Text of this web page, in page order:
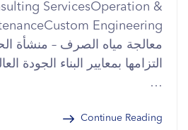
ServicesOperation &
معالجة مياه الصرف – منشأة
التزامها بمعايير البناء الجودة
…
Continue Reading